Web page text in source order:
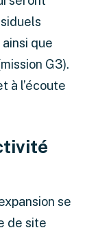
que
G3).
à l’écoute
se
de site